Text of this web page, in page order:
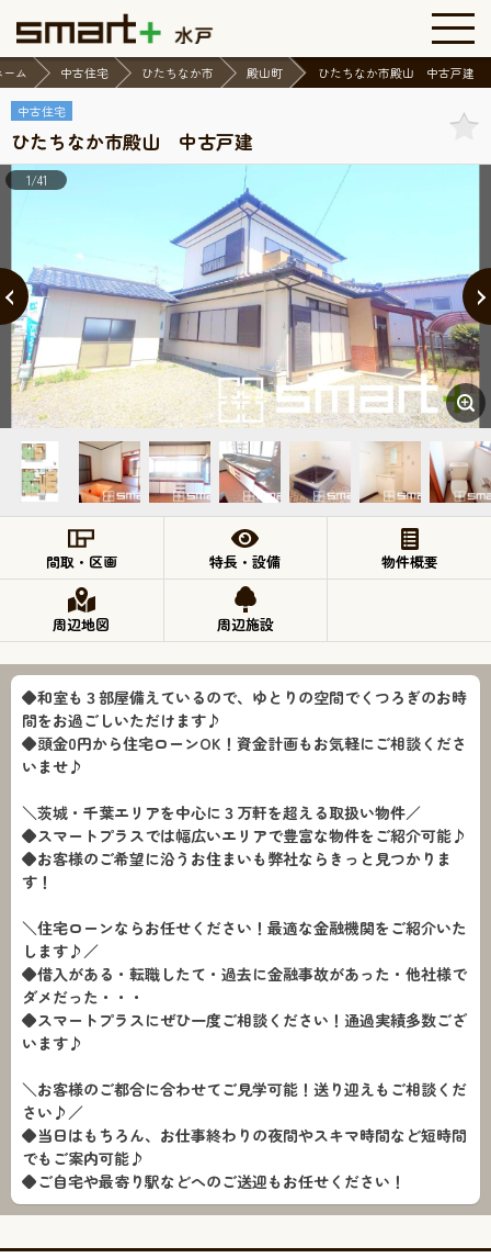
ーム 中古住宅 ひたちなか市 殿山町 ひたちなか市殿山 中古戸建
中古住宅
ひたちなか市殿山 中古戸建
1/41
間取・区画 特長・設備 物件概要
周辺地図 周辺施設
◆和室も３部屋備えているので、ゆとりの空間でくつろぎのお時
間をお過ごしいただけます♪
◆頭金0円から住宅ローンOK！資金計画もお気軽にご相談くださ
いませ♪
＼茨城・千葉エリアを中心に３万軒を超える取扱い物件／
◆スマートプラスでは幅広いエリアで豊富な物件をご紹介可能♪
◆お客様のご希望に沿うお住まいも弊社ならきっと見つかりま
す！
＼住宅ローンならお任せください！最適な金融機関をご紹介いた
します♪／
◆借入がある・転職したて・過去に金融事故があった・他社様で
ダメだった・・・
◆スマートプラスにぜひ一度ご相談ください！通過実績多数ござ
います♪
＼お客様のご都合に合わせてご見学可能！送り迎えもご相談くだ
さい♪／
◆当日はもちろん、お仕事終わりの夜間やスキマ時間など短時間
でもご案内可能♪
◆ご自宅や最寄り駅などへのご送迎もお任せください！